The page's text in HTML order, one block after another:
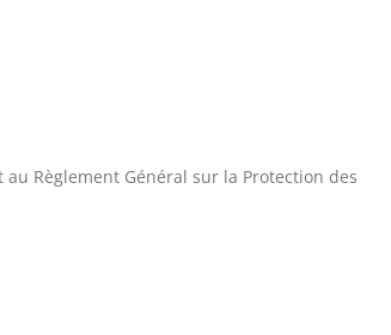
Règlement Général sur la Protection des